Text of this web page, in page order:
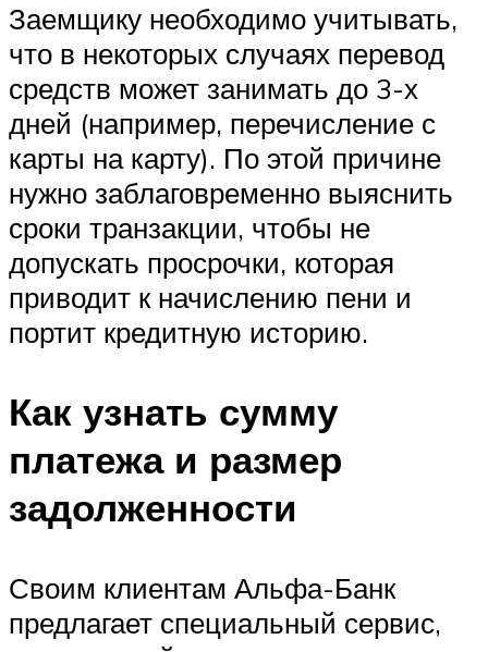
Заемщику необходимо учитывать,
что в некоторых случаях перевод
средств может занимать до 3-х
дней (например, перечисление с
карты на карту). По этой причине
нужно заблаговременно выяснить
сроки транзакции, чтобы не
допускать просрочки, которая
приводит к начислению пени и
портит кредитную историю.
Как узнать сумму
платежа и размер
задолженности
Своим клиентам Альфа-Банк
предлагает специальный сервис,